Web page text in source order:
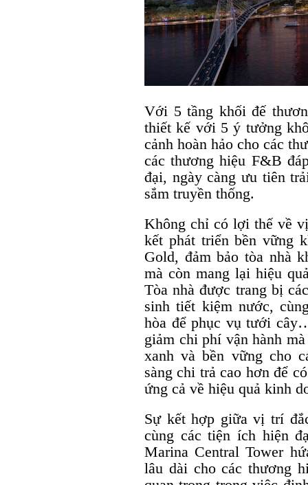
Với 5 tầng khối đế
thiết kế với 5 ý tưởng
cảnh hoàn hảo cho các
các thương hiệu F&B
đại, ngày càng ưu tiên
sắm truyền thống.
Không chỉ có lợi thế về
kết phát triển bền vững
Gold, đảm bảo tòa nhà
mà còn mang lại hiệu
Tòa nhà được trang bị
sinh tiết kiệm nước,
hòa để phục vụ tưới
giảm chi phí vận hành
xanh và bền vững cho
sàng chi trả cao hơn để
ứng cả về hiệu quả kinh
Sự kết hợp giữa vị trí
cùng các tiện ích hiện
Marina Central Tower
lâu dài cho các thương